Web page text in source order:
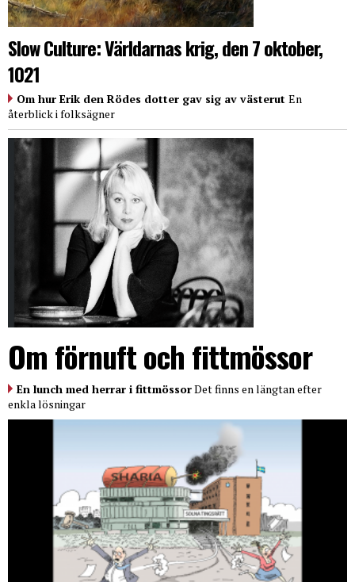
Slow Culture: Världarnas krig, den 7 oktober,
1021
Om hur Erik den Rödes dotter gav sig av västerut En
återblick i folksägner
Om förnuft och fittmössor
En lunch med herrar i fittmössorDet finns en längtan efter
enkla lösningar